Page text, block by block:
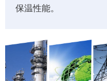
保温性能。